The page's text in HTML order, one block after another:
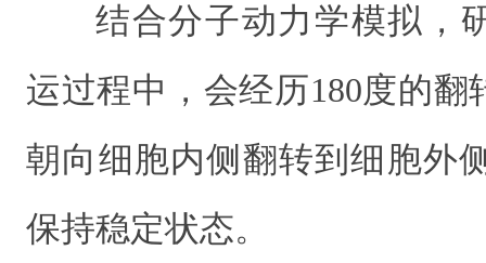
结合分子动力学模拟，
运过程中，会经历180度的
朝向细胞内侧翻转到细胞外
保持稳定状态。